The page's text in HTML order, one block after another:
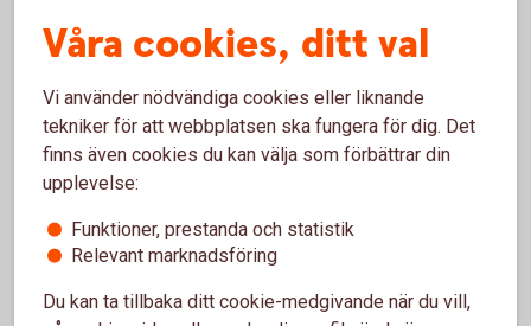
Spärra BankID
Säkerhet på internet
Våra cookies, ditt val
Vi använder nödvändiga cookies eller liknande
tekniker för att webbplatsen ska fungera för dig. Det
finns även cookies du kan välja som förbättrar din
upplevelse:
Funktioner, prestanda och statistik
Relevant marknadsföring
Du kan ta tillbaka ditt cookie-medgivande när du vill,